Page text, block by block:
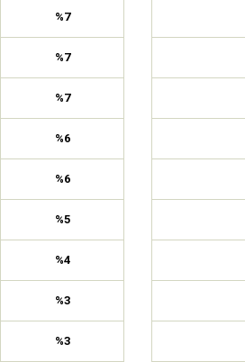
%7
%7
%7
%6
%6
%5
%4
%3
%3